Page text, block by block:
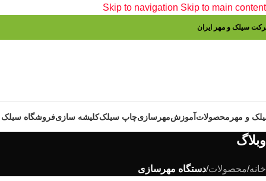
Skip to navigation Skip to main content
سیلک و مهر ایران
و مهر محصولاتآموزشمهرسازیچاپ سیلککلیشه سازیفروشگاه سیلک
وبلاگ
خانه/محصولات/دستگاه مهرسازی